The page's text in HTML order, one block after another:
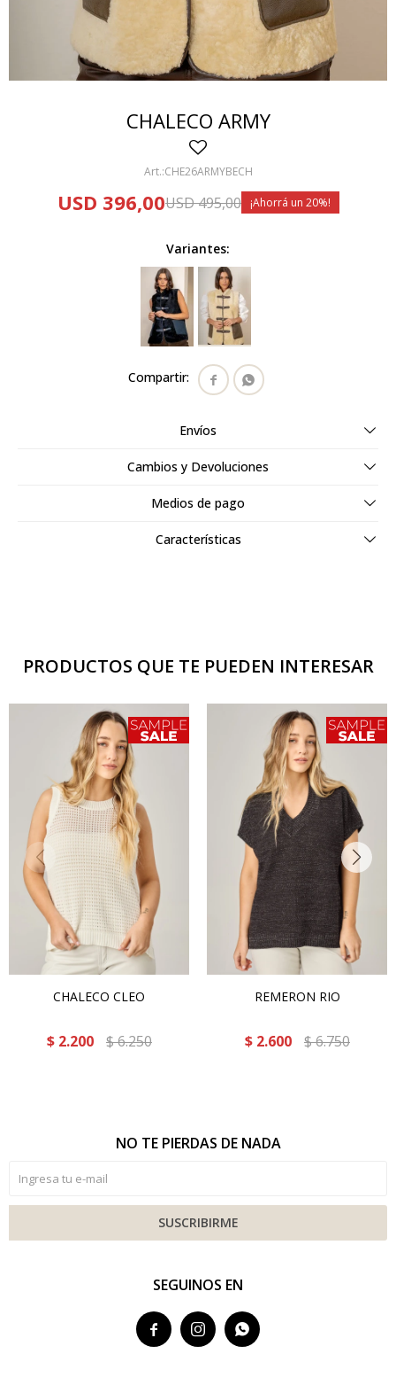
CHALECO ARMY
CHE26ARMYBECH
USD 396,00USD495,00 20
Variantes:
 
Envíos
Cambios y Devoluciones
Medios de pago
Características
PRODUCTOS QUE TE PUEDEN INTERESAR
CHALECO CLEO
$ 2.200 $6.250
REMERON RIO
$ 2.600 $6.750
SEGUINOS EN
  
NO TE PIERDAS DE NADA
SUSCRIBIRME